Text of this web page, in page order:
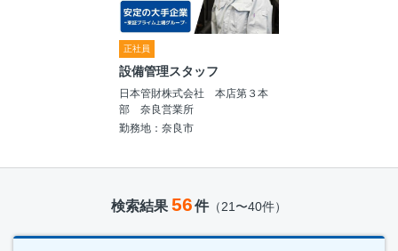
正社員
設備管理スタッフ
日本管財株式会社 本店第３本
部 奈良営業所
勤務地：奈良市
検索結果 56件（21〜40件）